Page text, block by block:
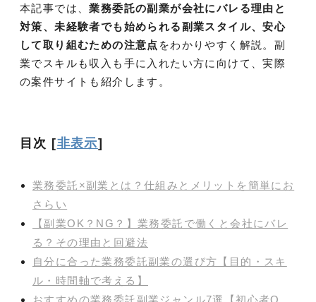
本記事では、業務委託の副業が会社にバレる理由と
対策、未経験者でも始められる副業スタイル、安心
して取り組むための注意点 をわかりやすく解説。副
業でスキルも収入も手に入れたい方に向けて、実際
の案件サイトも紹介します。
目次 [非表示]
業務委託×副業とは？仕組みとメリットを簡単にお
さらい
【副業OK？NG？】業務委託で働くと会社にバレ
る？その理由と回避法
自分に合った業務委託副業の選び方【目的・スキ
ル・時間軸で考える】
おすすめの業務委託副業ジャンル7選【初心者O